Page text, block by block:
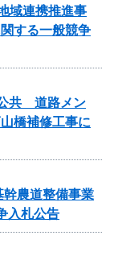
域連携推進事
する一般競争
共 道路メン
橋補修工事に
幹農道整備事業
入札公告